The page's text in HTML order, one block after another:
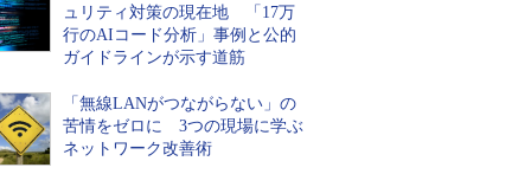
ュリティ対策の現在地 「17万
行のAIコード分析」事例と公的
ガイドラインが示す道筋
「無線LANがつながらない」の
苦情をゼロに 3つの現場に学ぶ
ネットワーク改善術